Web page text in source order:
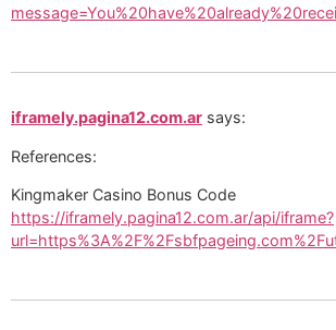
iframely.pagina12.com.ar says:
References:
Kingmaker Casino Bonus Code
https://iframely.pagina12.com.ar/api/iframe?